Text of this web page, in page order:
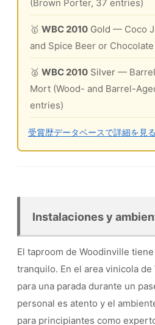
(Brown Porter, 37 entries)
🥇 WBC 2010 Gold — Coco
and Spice Beer or
🥈 WBC 2010 Silver —
Mort (Wood- and Barrel-
entries)
受賞歴データベースで詳細を見
Instalaciones y
El taproom de Woodinville
tranquilo. En el area vinicola
para una parada durante un
personal es atento y el
para principiantes como